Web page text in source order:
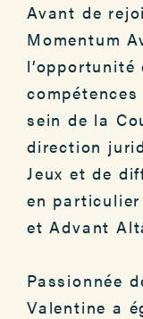
Avant de
Momentum
l’opportunité
sein de la
direction
Jeux et de
en
et Advant
Passionnée
Valentine a